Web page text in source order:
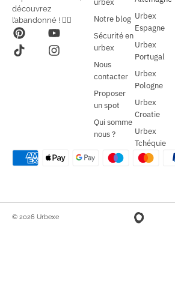
l
*découvrez
l’abandonné ! 🕵️‍♂️
Notre blog
Sécurité en
urbex
Nous
contacter
Proposer
un spot
Qui somme
nous ?
Urbex
Espagne
Urbex
Portugal
Urbex
Pologne
Urbex
Croatie
Urbex
Tchéquie
© 2026 Urbexe